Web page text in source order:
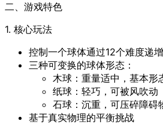
二、游戏特色
1. 核心玩法
控制一个球体通过12个难度递
三种可变换的球体形态：
木球：重量适中，基本形
纸球：轻巧，可被风吹动
石球：沉重，可压碎障碍
基于真实物理的平衡挑战